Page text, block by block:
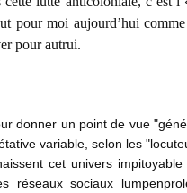
pour moi aujourd’hui
pour autrui.
donner un point de vue
variable, selon les
cet univers
réseaux sociaux